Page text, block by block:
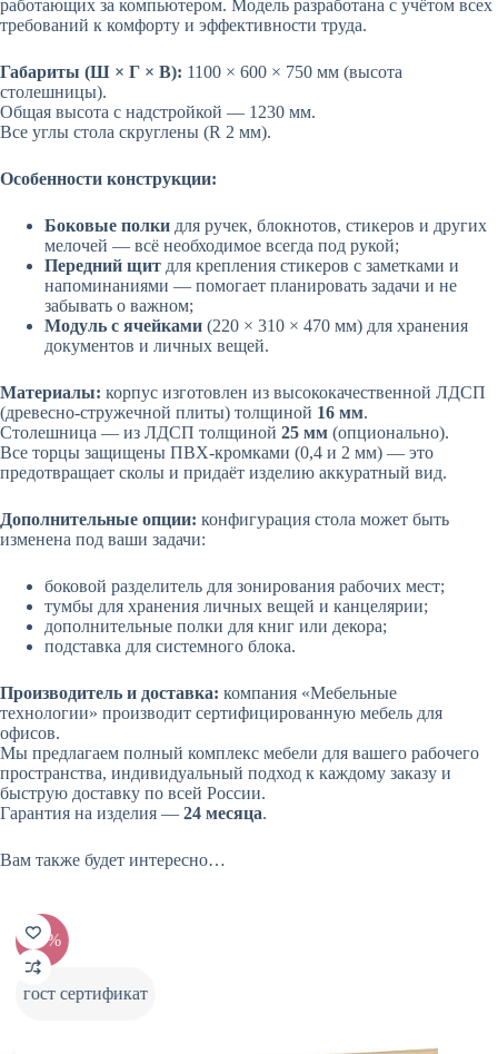
работающих за компьютером. Модель разработана с учётом всех
требований к комфорту и эффективности труда.
Габариты (Ш × Г × В): 1100 × 600 × 750 мм (высота
столешницы).
Общая высота с надстройкой — 1230 мм.
Все углы стола скруглены (R 2 мм).
Особенности конструкции:
Боковые полки для ручек, блокнотов, стикеров и других
мелочей — всё необходимое всегда под рукой;
Передний щит для крепления стикеров с заметками и
напоминаниями — помогает планировать задачи и не
забывать о важном;
Модуль с ячейками (220 × 310 × 470 мм) для хранения
документов и личных вещей.
Материалы: корпус изготовлен из высококачественной ЛДСП
(древесно-стружечной плиты) толщиной 16 мм.
Столешница — из ЛДСП толщиной 25 мм (опционально).
Все торцы защищены ПВХ-кромками (0,4 и 2 мм) — это
предотвращает сколы и придаёт изделию аккуратный вид.
Дополнительные опции: конфигурация стола может быть
изменена под ваши задачи:
боковой разделитель для зонирования рабочих мест;
тумбы для хранения личных вещей и канцелярии;
дополнительные полки для книг или декора;
подставка для системного блока.
Производитель и доставка: компания «Мебельные
технологии» производит сертифицированную мебель для
офисов.
Мы предлагаем полный комплекс мебели для вашего рабочего
пространства, индивидуальный подход к каждому заказу и
быструю доставку по всей России.
Гарантия на изделия — 24 месяца.
Вам также будет интересно…
-20%
гост сертификат